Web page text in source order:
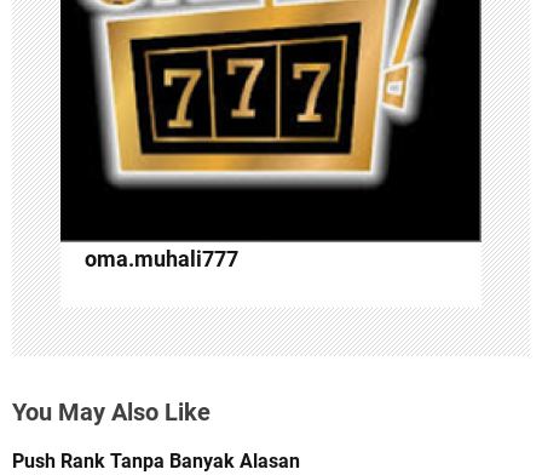
t
i
o
n
oma.muhali777
You May Also Like
Push Rank Tanpa Banyak Alasan